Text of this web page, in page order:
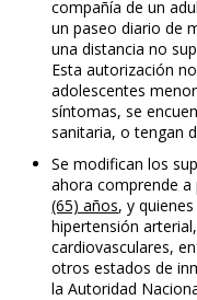
compañía de un
un paseo diario de
una distancia no
Esta autorización
adolescentes
síntomas, se
sanitaria, o tengan
Se modifican los
ahora comprende
(65) años, y
hipertensión
cardiovasculares,
otros estados de
la Autoridad